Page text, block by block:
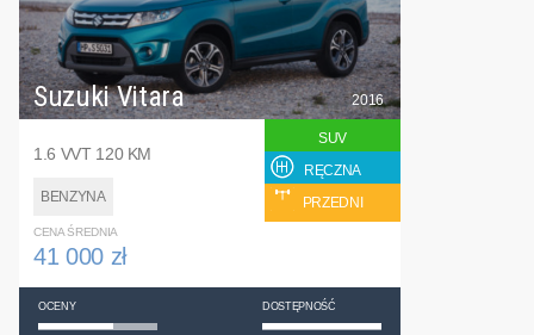
Suzuki Vitara
1.6 VVT 120 KM
BENZYNA
2016
SUV
RĘCZNA
PRZEDNI
CENA ŚREDNIA
41 000 zł
OCENY DOSTĘPNOŚĆ